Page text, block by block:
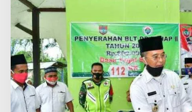
R
a
w
a
s
L
a